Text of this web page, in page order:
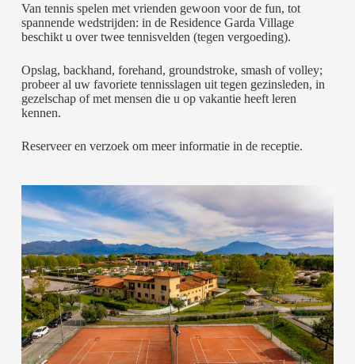
Van tennis spelen met vrienden gewoon voor de fun, tot
spannende wedstrijden: in de Residence Garda Village
beschikt u over twee tennisvelden (tegen vergoeding).
Opslag, backhand, forehand, groundstroke, smash of volley;
probeer al uw favoriete tennisslagen uit tegen gezinsleden, in
gezelschap of met mensen die u op vakantie heeft leren
kennen.
Reserveer en verzoek om meer informatie in de receptie.